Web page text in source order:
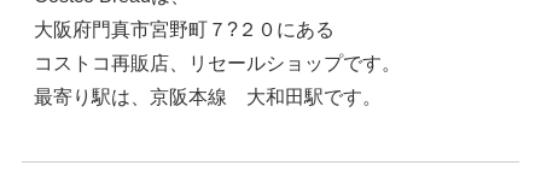
大阪府門真市宮野町７?２０にある
コストコ再販店、リセールショップです。
最寄り駅は、京阪本線 大和田駅です。